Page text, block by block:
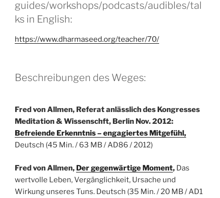
guides/workshops/podcasts/audibles/tal
ks in English:
https://www.dharmaseed.org/teacher/70/
Beschreibungen des Weges:
Fred von Allmen, Referat anlässlich des Kongresses
Meditation & Wissenschft, Berlin Nov. 2012:
Befreiende Erkenntnis – engagiertes Mitgefühl,
Deutsch (45 Min. / 63 MB / AD86 / 2012)
Fred von Allmen, Der gegenwärtige Moment, Das
wertvolle Leben, Vergänglichkeit, Ursache und
Wirkung unseres Tuns. Deutsch (35 Min. / 20 MB / AD1